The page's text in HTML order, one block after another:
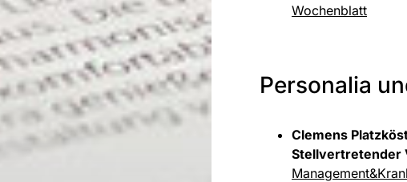
Wochenblatt
Personalia
Clemens
Stellvertretender